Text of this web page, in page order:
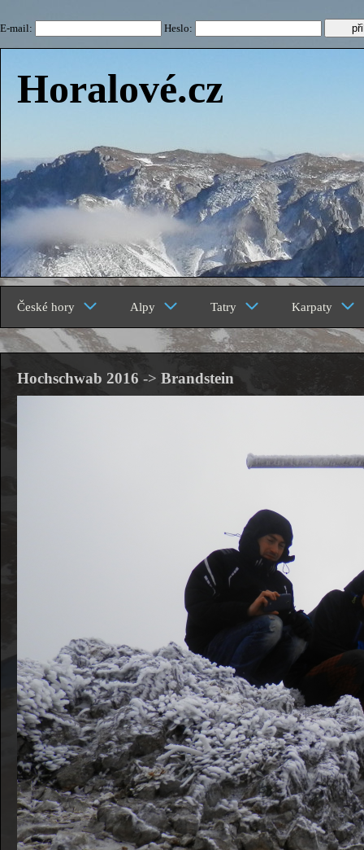
E-mail: Heslo:
Horalové.cz
České hory Alpy Tatry Karpaty
Hochschwab 2016 -> Brandstein